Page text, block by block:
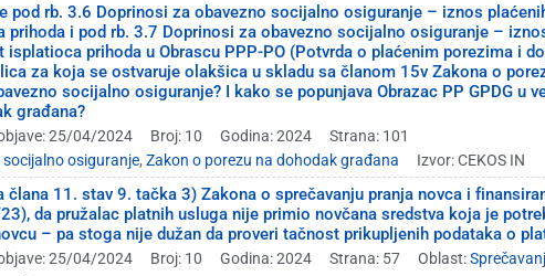
pod rb. 3.6 Doprinosi za obavezno socijalno osiguranje – iznos
prihoda i pod rb. 3.7 Doprinosi za obavezno socijalno osiguranje –
prihoda u Obrascu PPP-PO (Potvrda o plaćenim porezima i
za koja se ostvaruje olakšica u skladu sa članom 15v Zakona o
socijalno osiguranje? I kako se popunjava Obrazac PP GPDG u
građana?
25/04/2024 Broj: 10 Godina: 2024
Strana: 101
osiguranje,Zakon o porezu na dohodak građana Izvor: CEKOS IN
11. stav 9. tačka 3) Zakona o sprečavanju pranja novca i
da pružalac platnih usluga nije primio novčana sredstva koja je
– pa stoga nije dužan da proveri tačnost prikupljenih podataka o
25/04/2024 Broj: 10 Godina: 2024 Strana: 57 Oblast: